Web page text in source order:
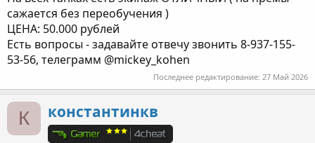
сажается без переобучения )
ЦЕНА: 50.000 рублей
Есть вопросы - задавайте отвечу звонить 8-937-155-
53-56, телеграмм @mickey_kohen
Последнее редактирование: 27 Май 2026
К константинкв